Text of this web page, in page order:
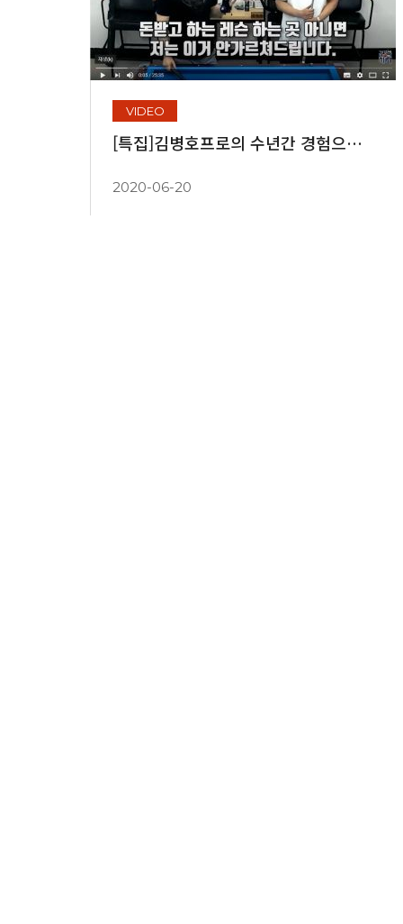
VIDEO
[특집]김병호프로의 수년간 경험으로 만든 주특기 #비껴치기 비법 유튜브 최초공개합니다!
2020-06-20